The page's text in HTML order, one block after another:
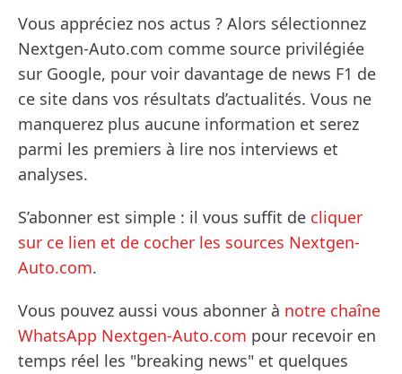
Vous appréciez nos actus ? Alors sélectionnez
Nextgen-Auto.com comme source privilégiée
sur Google, pour voir davantage de news F1 de
ce site dans vos résultats d’actualités. Vous ne
manquerez plus aucune information et serez
parmi les premiers à lire nos interviews et
analyses.
S’abonner est simple : il vous suffit de cliquer
sur ce lien et de cocher les sources Nextgen-
Auto.com.
Vous pouvez aussi vous abonner à notre chaîne
WhatsApp Nextgen-Auto.com pour recevoir en
temps réel les "breaking news" et quelques